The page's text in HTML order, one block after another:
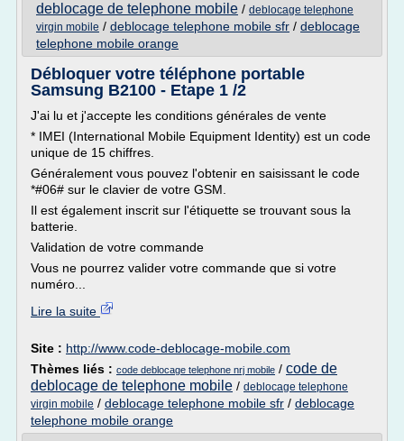
deblocage de telephone mobile / deblocage telephone
virgin mobile / deblocage telephone mobile sfr / deblocage
telephone mobile orange
Débloquer votre téléphone portable
Samsung B2100 - Etape 1 /2
J'ai lu et j'accepte les conditions générales de vente
* IMEI (International Mobile Equipment Identity) est un code
unique de 15 chiffres.
Généralement vous pouvez l'obtenir en saisissant le code
*#06# sur le clavier de votre GSM.
Il est également inscrit sur l'étiquette se trouvant sous la
batterie.
Validation de votre commande
Vous ne pourrez valider votre commande que si votre
numéro...
Lire la suite
Site : http://www.code-deblocage-mobile.com
Thèmes liés : code deblocage telephone nrj mobile / code de
deblocage de telephone mobile / deblocage telephone
virgin mobile / deblocage telephone mobile sfr / deblocage
telephone mobile orange